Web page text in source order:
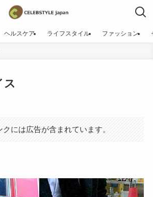
ヘルスケア ライフスタイル ファッション
ス
には広告が含まれています。